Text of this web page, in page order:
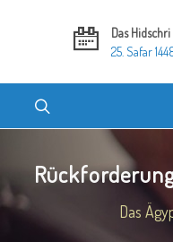
Das
25. Safar
Das